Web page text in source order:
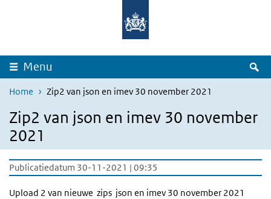
Overslaan en naar de inhoud gaan
Menu
Home Zip2 van json en imev 30 november 2021
Zip2 van json en imev 30 november
2021
Publicatiedatum 30-11-2021 | 09:35
Upload 2 van nieuwe zips json en imev 30 november 2021